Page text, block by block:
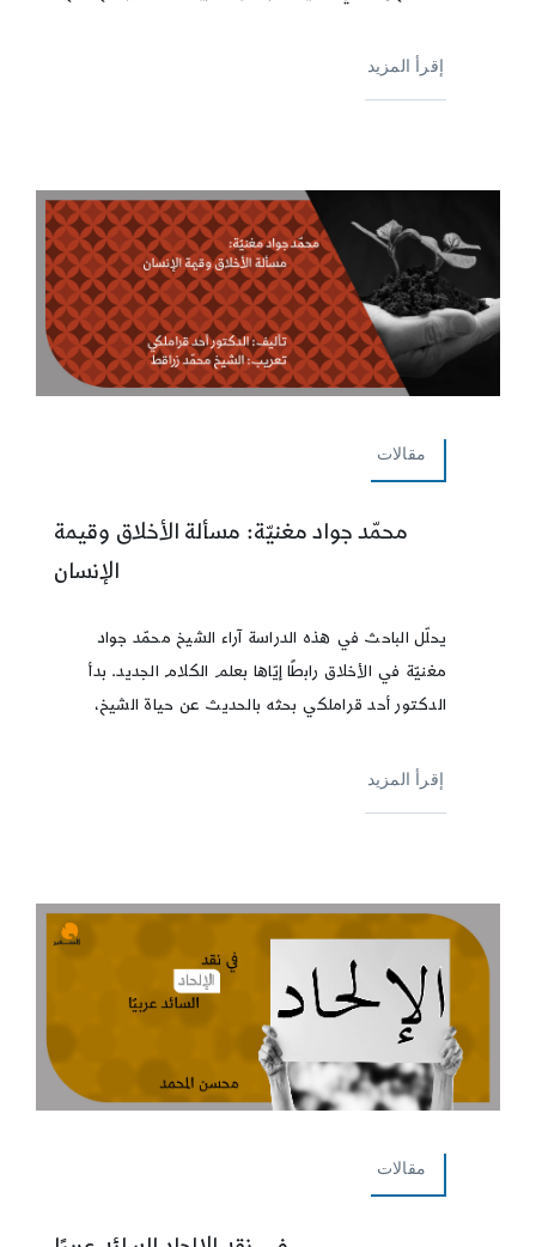
إقرأ المزيد
مقالات
محمّد جواد مغنيّة: مسألة الأخلاق وقيمة
الإنسان
يحلّل الباحث في هذه الدراسة آراء الشيخ محمّد جواد
مغنيّة في الأخلاق رابطًا إيّاها بعلم الكلام الجديد. بدأ
الدكتور أحد قراملكي بحثه بالحديث عن حياة الشيخ،
إقرأ المزيد
مقالات